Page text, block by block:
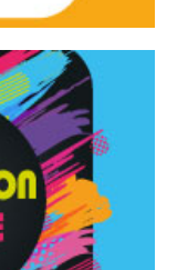
– I Edizione